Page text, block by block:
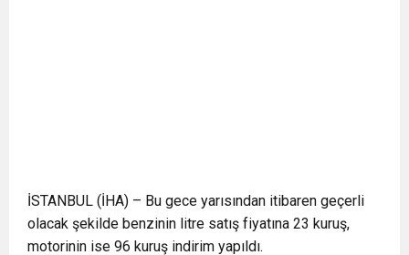
İSTANBUL (İHA) – Bu gece yarısından itibaren geçerli
olacak şekilde benzinin litre satış fiyatına 23 kuruş,
motorinin ise 96 kuruş indirim yapıldı.